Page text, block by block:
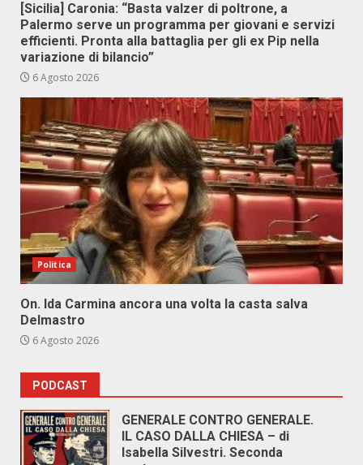
[Sicilia] Caronia: “Basta valzer di poltrone, a
Palermo serve un programma per giovani e servizi
efficienti. Pronta alla battaglia per gli ex Pip nella
variazione di bilancio”
6 Agosto 2026
Politica
On. Ida Carmina ancora una volta la casta salva
Delmastro
6 Agosto 2026
PODCAST
GENERALE CONTRO GENERALE.
IL CASO DALLA CHIESA – di
Isabella Silvestri. Seconda